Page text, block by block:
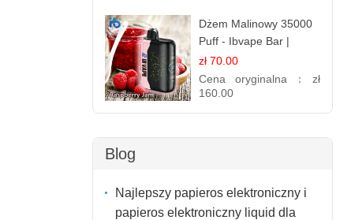
Dżem Malinowy 35000
Puff - Ibvape Bar |
Słodki E-papieros
Jednorazowy
zł 70.00
Cena oryginalna： zł
160.00
Blog
Najlepszy papieros elektroniczny i
papieros elektroniczny liquid dla